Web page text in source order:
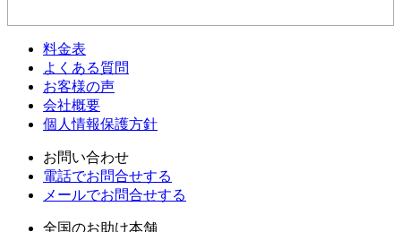
料金表
よくある質問
お客様の声
会社概要
個人情報保護方針
お問い合わせ
電話でお問合せする
メールでお問合せする
全国のお助け本舗